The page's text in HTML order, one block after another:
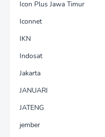
Icon Plus Jawa Timur
Iconnet
IKN
Indosat
Jakarta
JANUARI
JATENG
jember